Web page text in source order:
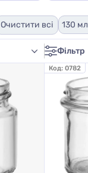
Очистити всі 130 мл
Фільтр
Код: 0782